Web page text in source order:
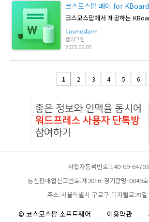
Cosmosfarm
플러그인
2025.06.05
1 2 3 4 5 6
사업자등록번호:140-09-64703
통신판매업신고번호:제2016-경기광명-0049호
주소:서울특별시 구로구 디지털로29
© 코스모스팜 소프트웨어 이용약관